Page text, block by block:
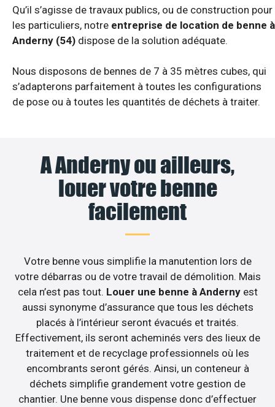
Qu’il s’agisse de travaux publics, ou de construction pour
les particuliers, notre entreprise de location de benne à
Anderny (54) dispose de la solution adéquate.
Nous disposons de bennes de 7 à 35 mètres cubes, qui
s’adapterons parfaitement à toutes les configurations
de pose ou à toutes les quantités de déchets à traiter.
A Anderny ou ailleurs,
louer votre benne
facilement
Votre benne vous simplifie la manutention lors de
votre débarras ou de votre travail de démolition. Mais
cela n’est pas tout. Louer une benne à Anderny est
aussi synonyme d’assurance que tous les déchets
placés à l’intérieur seront évacués et traités.
Effectivement, ils seront acheminés vers des lieux de
traitement et de recyclage professionnels où les
encombrants seront gérés. Ainsi, un conteneur à
déchets simplifie grandement votre gestion de
chantier. Une benne vous dispense donc d’effectuer